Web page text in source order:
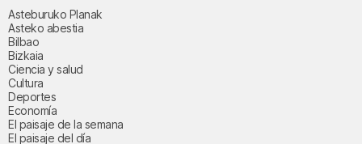
Asteburuko Planak
Asteko abestia
Bilbao
Bizkaia
Ciencia y salud
Cultura
Deportes
Economía
El paisaje de la semana
El paisaje del día